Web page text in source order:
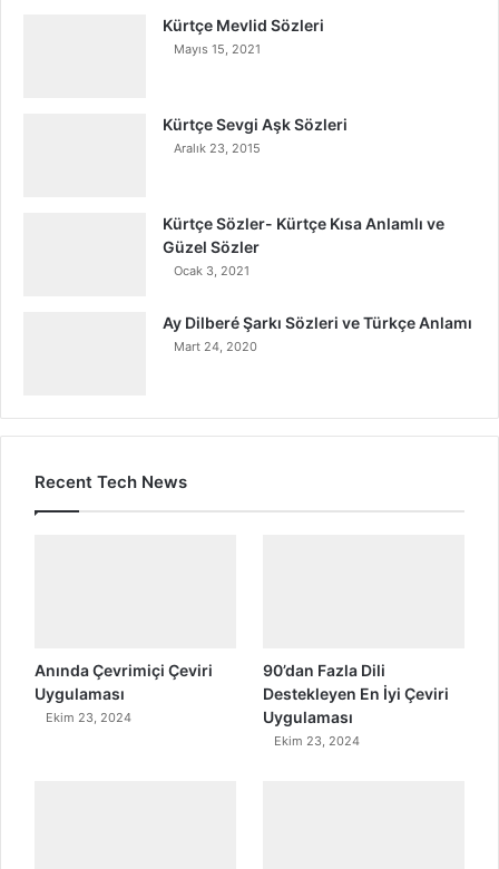
Kürtçe Mevlid Sözleri
Mayıs 15, 2021
Kürtçe Sevgi Aşk Sözleri
Aralık 23, 2015
Kürtçe Sözler- Kürtçe Kısa Anlamlı ve
Güzel Sözler
Ocak 3, 2021
Ay Dilberé Şarkı Sözleri ve Türkçe Anlamı
Mart 24, 2020
Recent Tech News
Anında Çevrimiçi Çeviri
Uygulaması
Ekim 23, 2024
90’dan Fazla Dili
Destekleyen En İyi Çeviri
Uygulaması
Ekim 23, 2024